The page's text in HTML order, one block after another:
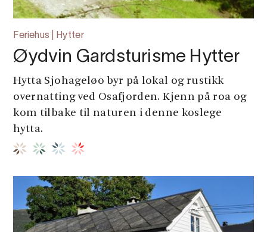
Feriehus | Hytter
Øydvin Gardsturisme Hytter
Hytta Sjohageløo byr på lokal og rustikk
overnatting ved Osafjorden. Kjenn på roa og
kom tilbake til naturen i denne koslege
hytta.